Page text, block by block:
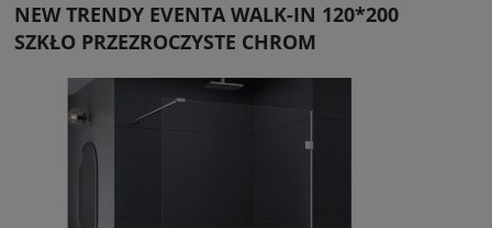
NEW TRENDY EVENTA WALK-IN 120*200
SZKŁO PRZEZROCZYSTE CHROM